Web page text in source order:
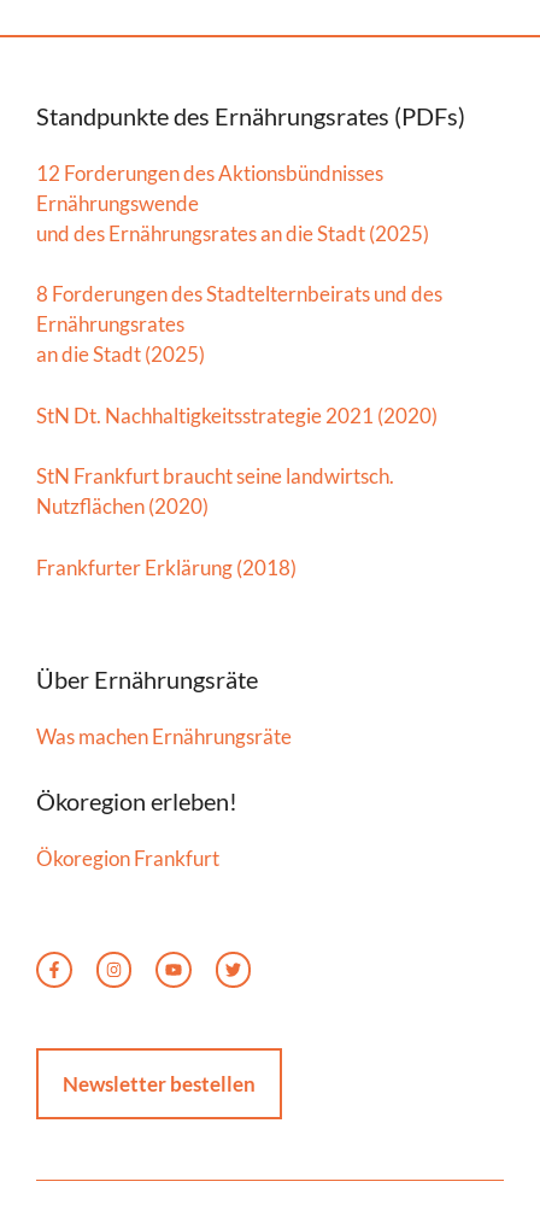
Standpunkte des Ernährungsrates (PDFs)
12 Forderungen des Aktionsbündnisses
Ernährungswende
und des Ernährungsrates an die Stadt (2025)
8 Forderungen des Stadtelternbeirats und des
Ernährungsrates
an die Stadt (2025)
StN Dt. Nachhaltigkeitsstrategie 2021 (2020)
StN Frankfurt braucht seine landwirtsch.
Nutzflächen (2020)
Frankfurter Erklärung (2018)
Über Ernährungsräte
Was machen Ernährungsräte
Ökoregion erleben!
Ökoregion Frankfurt
Newsletter bestellen